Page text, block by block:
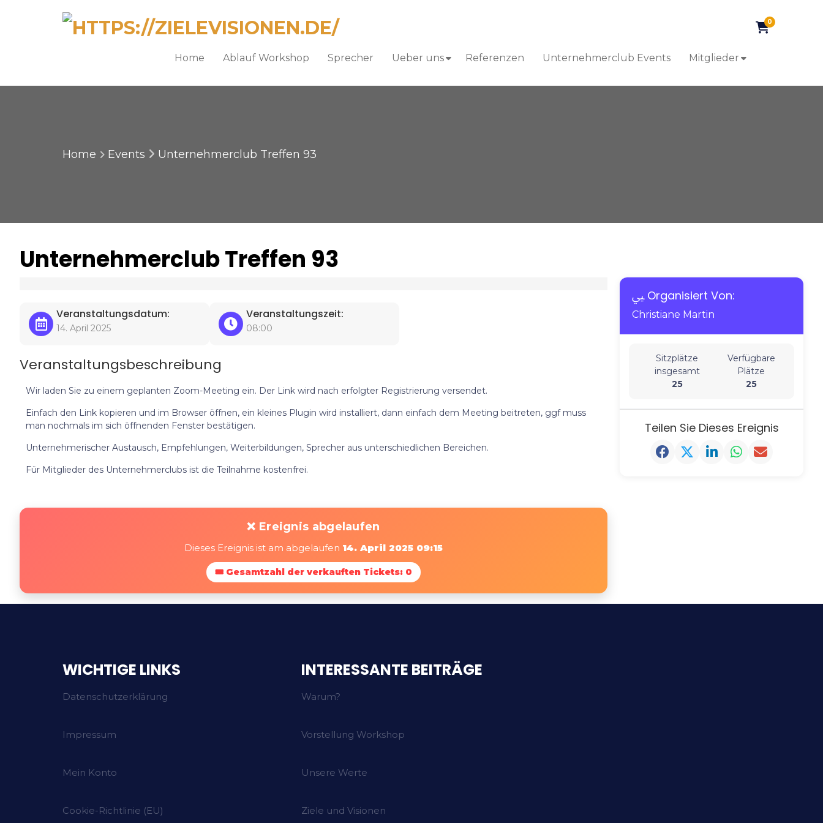
Home Ablauf Workshop Sprecher Ueber uns Referenzen Unternehmerclub Events Mitglieder
0
Home Events Unternehmerclub Treffen 93
Unternehmerclub Treffen 93
Veranstaltungsdatum:
14. April 2025
Veranstaltungszeit:
08:00
Veranstaltungsbeschreibung
Wir laden Sie zu einem geplanten Zoom-Meeting ein. Der Link wird nach erfolgter Registrierung versendet.
Einfach den Link kopieren und im Browser öffnen, ein kleines Plugin wird installiert, dann einfach dem Meeting beitreten, ggf muss
man nochmals im sich öffnenden Fenster bestätigen.
Unternehmerischer Austausch, Empfehlungen, Weiterbildungen, Sprecher aus unterschiedlichen Bereichen.
Für Mitglieder des Unternehmerclubs ist die Teilnahme kostenfrei.
❌ Ereignis abgelaufen
Dieses Ereignis ist am abgelaufen 14. April 2025 09:15
🎟 Gesamtzahl der verkauften Tickets: 0
Organisiert Von:
Christiane Martin
Sitzplätze
insgesamt
25
Verfügbare
Plätze
25
Teilen Sie Dieses Ereignis
WICHTIGE LINKS
Datenschutzerklärung
Impressum
Mein Konto
Cookie-Richtlinie (EU)
INTERESSANTE BEITRÄGE
Warum?
Vorstellung Workshop
Unsere Werte
Ziele und Visionen